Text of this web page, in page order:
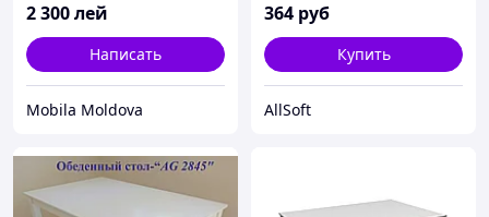
2 300лей
Написать
Mobila Moldova
364 руб
Купить
AllSoft